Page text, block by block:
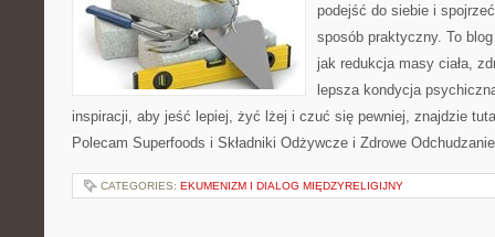
podejść do siebie i
sposób praktyczny. To
jak redukcja masy ciała,
lepsza kondycja
inspiracji, aby jeść lepiej, żyć lżej i czuć się pewniej, znajdzie
Polecam Superfoods i Składniki Odżywcze i Zdrowe
CATEGORIES: EKUMENIZM I DIALOG MIĘDZYRELIGIJNY